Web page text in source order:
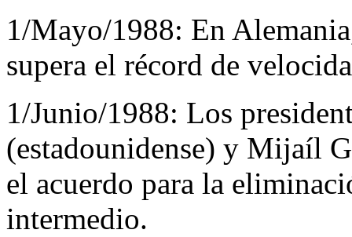
1/Mayo/1988: En
supera el récord de
1/Junio/1988: Los
(estadounidense) y Mijaíl
el acuerdo para la
intermedio.